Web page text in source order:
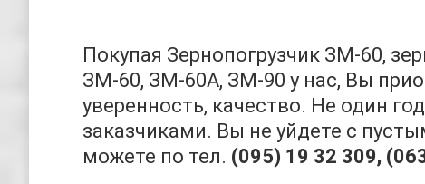
Покупая Зернопогрузчик ЗМ-60,
ЗМ-60, ЗМ-60А, ЗМ-90 у нас, Вы
уверенность, качество. Не один
заказчиками. Вы не уйдете с
можете по тел. (095) 19 32 309,